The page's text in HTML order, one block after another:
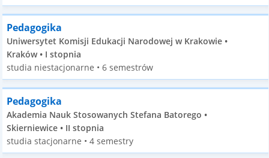
Pedagogika
Uniwersytet Komisji Edukacji Narodowej w Krakowie •
Kraków • I stopnia
studia niestacjonarne • 6 semestrów
Pedagogika
Akademia Nauk Stosowanych Stefana Batorego •
Skierniewice • II stopnia
studia stacjonarne • 4 semestry